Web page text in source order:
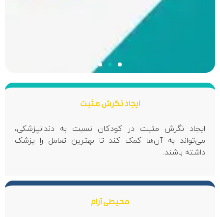
ایجاد نگرش مثبت
مثبت در کودکان نسبت به دندانپزشکی،
به آن‌ها کمک کند تا بهترین تعامل را پزشک